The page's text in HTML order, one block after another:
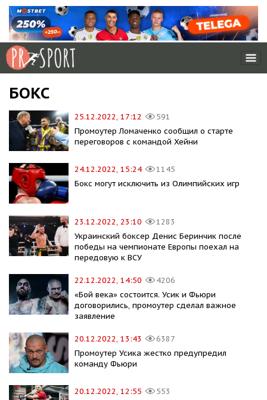
БОКС
25.12.2022, 17:12
591
Промоутер Ломаченко сообщил о старте
переговоров с командой Хейни
24.12.2022, 15:24
1145
Бокс могут исключить из Олимпийских игр
23.12.2022, 23:10
1283
Украинский боксер Денис Беринчик после
победы на чемпионате Европы поехал на
передовую к ВСУ
22.12.2022, 14:50
4206
«Бой века» состоится. Усик и Фьюри
договорились, промоутер сделал важное
заявление
20.12.2022, 13:43
6387
Промоутер Усика жестко предупредил
команду Фьюри
20.12.2022, 12:55
553